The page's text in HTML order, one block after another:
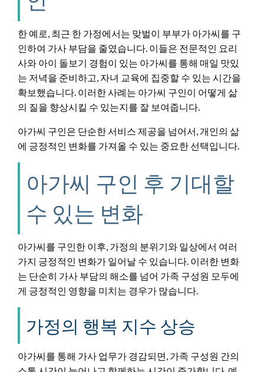
한 예로, 최근 한 가정에서는 맞벌이 부부가 아가씨를 구
인하여 가사 부담을 줄였습니다. 이들은 전문적인 요리
사와 아이 돌보기 경험이 있는 아가씨를 통해 매일 맛있
는 저녁을 준비하고, 자녀 교육에 집중할 수 있는 시간을
확보했습니다. 이러한 사례는 아가씨 구인이 어떻게 삶
의 질을 향상시킬 수 있는지를 잘 보여줍니다.
아가씨 구인은 단순한 서비스 제공을 넘어서, 개인의 삶
에 긍정적인 변화를 가져올 수 있는 중요한 선택입니다.
아가씨 구인 후 기대할
수 있는 변화
아가씨를 구인한 이후, 가정의 분위기와 일상에서 여러
가지 긍정적인 변화가 일어날 수 있습니다. 이러한 변화
는 단순히 가사 부담의 해소를 넘어 가족 구성원 모두에
게 긍정적인 영향을 미치는 경우가 많습니다.
가정의 행복 지수 상승
아가씨를 통해 가사 업무가 경감되면, 가족 구성원 간의